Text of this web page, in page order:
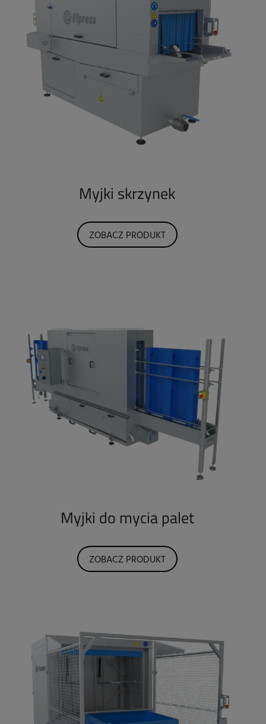
Myjki skrzynek
ZOBACZ PRODUKT
Myjki do mycia palet
ZOBACZ PRODUKT